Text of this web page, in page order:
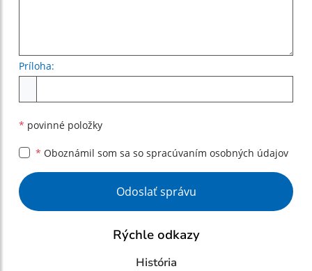
Príloha:
* povinné položky
* Oboznámil som sa so spracúvaním osobných údajov
Google reCaptcha Response
Odoslať správu
Rýchle odkazy
História